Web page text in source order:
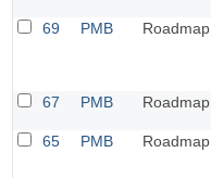
69
PMB Roadmap
67
PMB Roadmap
65
PMB Roadmap